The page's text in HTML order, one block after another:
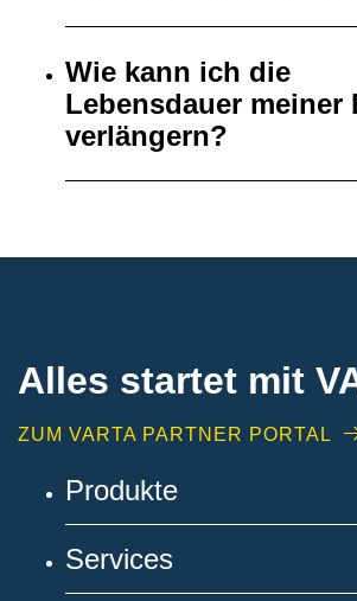
Wie kann ich die
Lebensdauer meiner
verlängern?
Alles startet mit
ZUM VARTA PARTNER PORTAL
Produkte
Services